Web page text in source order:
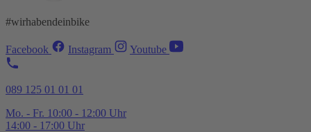
#wirhabendeinbike
Facebook Instagram Youtube
089 125 01 01 01
Mo. - Fr. 10:00 - 12:00 Uhr
14:00 - 17:00 Uhr